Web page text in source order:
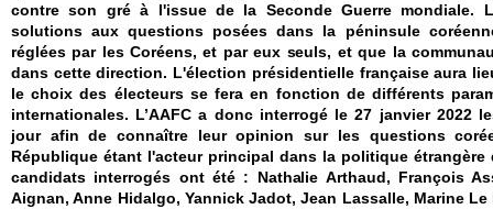
contre son gré à l'issue de la Seconde Guerre mondiale.
solutions aux questions posées dans la péninsule
réglées par les Coréens, et par eux seuls, et que la
dans cette direction. L'élection présidentielle française aura
le choix des électeurs se fera en fonction de différents
internationales. L’AAFC a donc interrogé le 27 janvier 2022
jour afin de connaître leur opinion sur les questions
République étant l'acteur principal dans la politique étrangère
candidats interrogés ont été : Nathalie Arthaud, François
Aignan, Anne Hidalgo, Yannick Jadot, Jean Lassalle, Marine